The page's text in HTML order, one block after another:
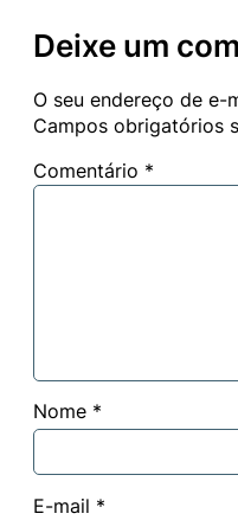
Deixe um
O seu endereço de e-
Campos obrigatórios
Comentário *
Nome *
E-mail *